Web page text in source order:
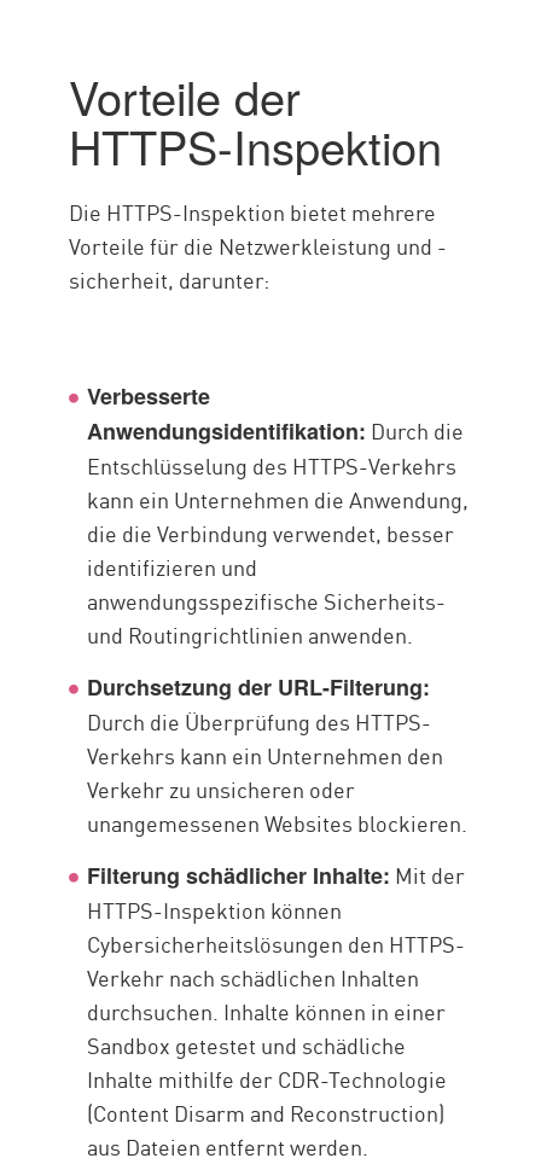
Vorteile der
HTTPS-Inspektion
Die HTTPS-Inspektion bietet mehrere
Vorteile für die Netzwerkleistung und -
sicherheit, darunter:
Verbesserte
Anwendungsidentifikation: Durch die
Entschlüsselung des HTTPS-Verkehrs
kann ein Unternehmen die Anwendung,
die die Verbindung verwendet, besser
identifizieren und
anwendungsspezifische Sicherheits-
und Routingrichtlinien anwenden.
Durchsetzung der URL-Filterung:
Durch die Überprüfung des HTTPS-
Verkehrs kann ein Unternehmen den
Verkehr zu unsicheren oder
unangemessenen Websites blockieren.
Filterung schädlicher Inhalte: Mit der
HTTPS-Inspektion können
Cybersicherheitslösungen den HTTPS-
Verkehr nach schädlichen Inhalten
durchsuchen. Inhalte können in einer
Sandbox getestet und schädliche
Inhalte mithilfe der CDR-Technologie
(Content Disarm and Reconstruction)
aus Dateien entfernt werden.